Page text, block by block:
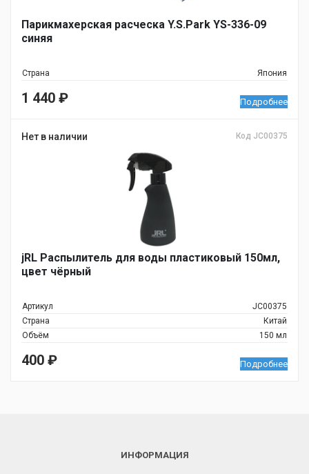
Парикмахерская расческа Y.S.Park YS-336-09
синяя
Страна Япония
1 440 ₽ Подробнее
Нет в наличии Код JC00375
jRL Распылитель для воды пластиковый 150мл,
цвет чёрный
Артикул
JC00375
Страна
Китай
Объём
150 мл
400 ₽ Подробнее
ИНФОРМАЦИЯ